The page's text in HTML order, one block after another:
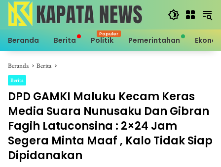
Langsung
konten
Beranda Berita Politik Pemerintahan
Beranda Berita
Berita
DPD GAMKI Maluku Kecam Keras
Media Suara Nunusaku Dan Gibran
Fagih Latuconsina : 2×24 Jam
Segera Minta Maaf , Kalo Tidak Siap
Dipidanakan